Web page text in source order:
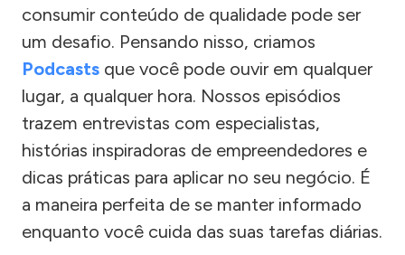
consumir conteúdo de qualidade pode ser
um desafio. Pensando nisso, criamos
Podcasts que você pode ouvir em qualquer
lugar, a qualquer hora. Nossos episódios
trazem entrevistas com especialistas,
histórias inspiradoras de empreendedores e
dicas práticas para aplicar no seu negócio. É
a maneira perfeita de se manter informado
enquanto você cuida das suas tarefas diárias.